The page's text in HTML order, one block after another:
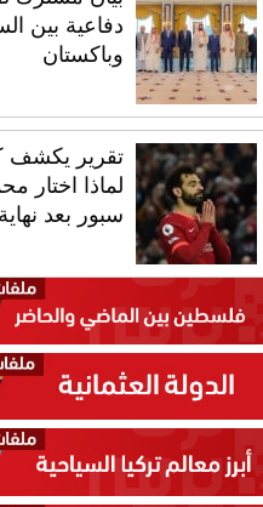
دفاعية بين
وباكستان
تقرير يكشف
لماذا اختار
سبور بعد